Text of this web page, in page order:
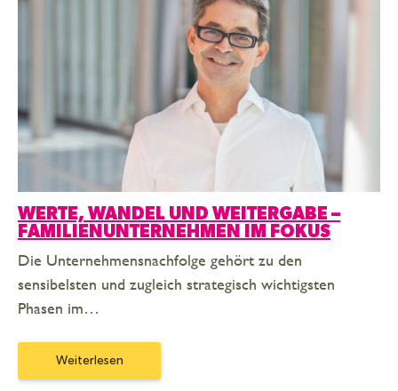
WERTE, WANDEL UND WEITERGABE –
FAMILIENUNTERNEHMEN IM FOKUS
Die Unternehmensnachfolge gehört zu den
sensibelsten und zugleich strategisch wichtigsten
Phasen im…
Weiterlesen